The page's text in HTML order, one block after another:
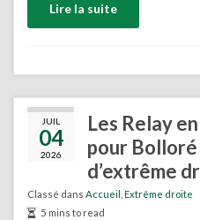
Lire la suite
JUIL
04
2026
Les Relay
pour Bolloré
d’extrême
Classé dans Accueil Extrême droite
5 mins to read